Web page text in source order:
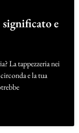
significato e
La tappezzeria nei
e la tua